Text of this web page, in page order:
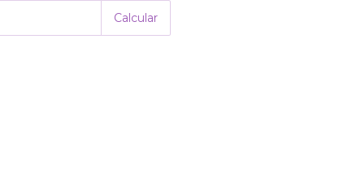
Calcular